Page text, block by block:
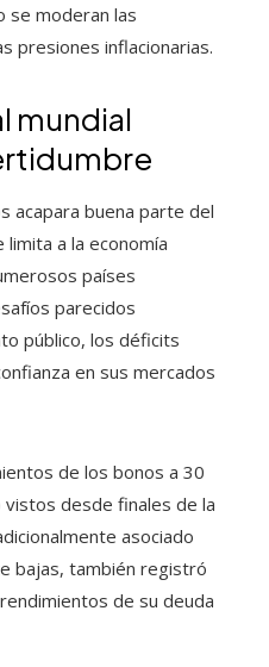
se moderan las
presiones inflacionarias.
mundial
acapara buena parte del
a la economía
países
parecidos
público, los déficits
en sus mercados
de los bonos a 30
vistos desde finales de la
asociado
bajas, también registró
de su deuda